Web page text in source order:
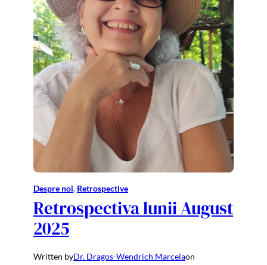
Despre noi, Retrospective
Retrospectiva lunii August
2025
Written byDr. Dragos-Wendrich Marcelaon